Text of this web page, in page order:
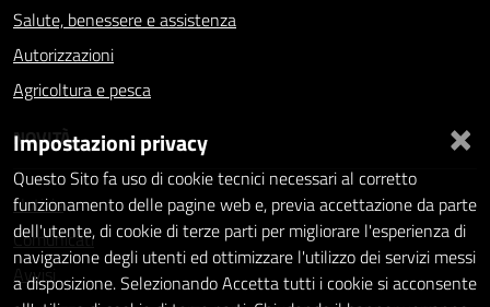
Salute, benessere e assistenza
Autorizzazioni
Agricoltura e pesca
NOVITÀ
Notizie
Comunicati
Avvisi
×
Impostazioni privacy
Questo Sito fa uso di cookie tecnici necessari al corretto
funzionamento delle pagine web e, previa accettazione da parte
dell'utente, di cookie di terze parti per migliorare l'esperienza di
navigazione degli utenti ed ottimizzare l'utilizzo dei servizi messi
a disposizione. Selezionando Accetta tutti i cookie si acconsente